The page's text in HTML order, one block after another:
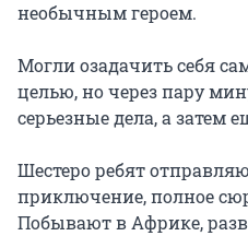
необычным героем.
Могли озадачить себя
целью, но через пару
серьезные дела, а затем
Шестеро ребят
приключение, полное
Побывают в Африке,